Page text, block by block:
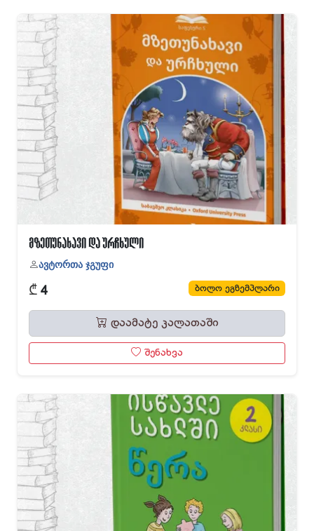
მზეთუნახავი და ურჩხული
ავტორთა ჯგუფი
₾ 4 ბოლო ეგზემპლარი
დაამატე კალათაში
შენახვა